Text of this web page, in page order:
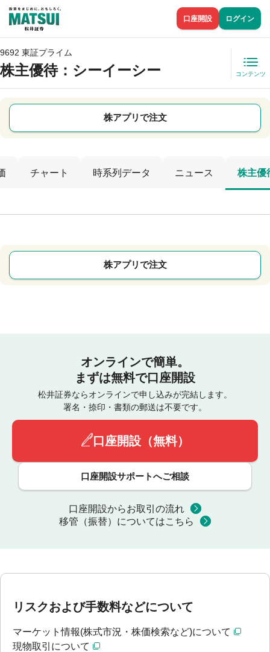
口座開設 ログイン
9692 東証プライム
株主優待：シーイーシー コンテンツ
株アプリで注文
チャート 時系列データ ニュース 株主優
株アプリで注文
オンラインで簡単。
まずは無料で口座開設
松井証券ならオンラインで申し込みが完結します。
署名・捺印・書類の郵送は不要です。
口座開設（無料）
口座開設サポートへご相談
口座開設からお取引の流れ
移管（振替）についてはこちら
リスクおよび手数料などについて
マーケット情報(株式市況・株価検索など)について
現物取引について